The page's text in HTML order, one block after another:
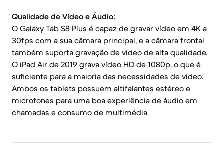
Qualidade de Vídeo e Áudio:
O Galaxy Tab S8 Plus é capaz de gravar vídeo em 4K a
30fps com a sua câmara principal, e a câmara frontal
também suporta gravação de vídeo de alta qualidade.
O iPad Air de 2019 grava vídeo HD de 1080p, o que é
suficiente para a maioria das necessidades de vídeo.
Ambos os tablets possuem altifalantes estéreo e
microfones para uma boa experiência de áudio em
chamadas e consumo de multimédia.